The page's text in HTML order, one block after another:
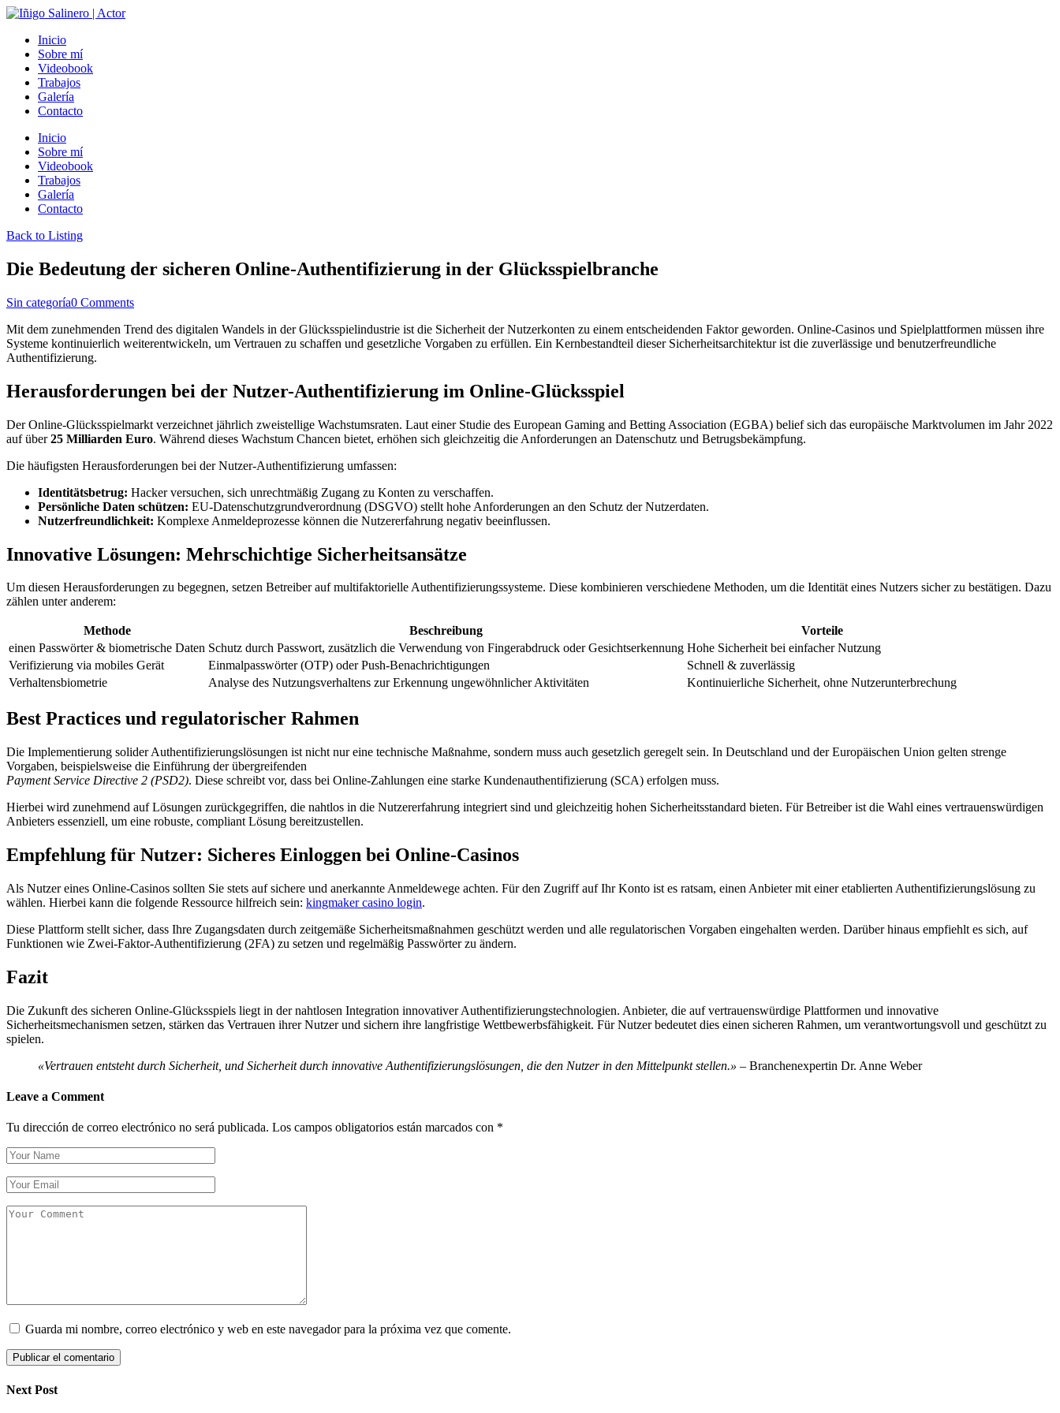
Inicio
Sobre mí
Videobook
Trabajos
Galería
Contacto
Inicio
Sobre mí
Videobook
Trabajos
Galería
Contacto
Back to Listing
Die Bedeutung der sicheren Online-Authentifizierung in der Glücksspielbranche
Sin categoría0 Comments
Mit dem zunehmenden Trend des digitalen Wandels in der Glücksspielindustrie ist die Sicherheit der Nutzerkonten zu einem entscheidenden Faktor geworden. Online-Casinos und Spielplattformen müssen ihre
Systeme kontinuierlich weiterentwickeln, um Vertrauen zu schaffen und gesetzliche Vorgaben zu erfüllen. Ein Kernbestandteil dieser Sicherheitsarchitektur ist die zuverlässige und benutzerfreundliche
Authentifizierung.
Herausforderungen bei der Nutzer-Authentifizierung im Online-Glücksspiel
Der Online-Glücksspielmarkt verzeichnet jährlich zweistellige Wachstumsraten. Laut einer Studie des European Gaming and Betting Association (EGBA) belief sich das europäische Marktvolumen im Jahr 2022
auf über25 Milliarden Euro. Während dieses Wachstum Chancen bietet, erhöhen sich gleichzeitig die Anforderungen an Datenschutz und Betrugsbekämpfung.
Die häufigsten Herausforderungen bei der Nutzer-Authentifizierung umfassen:
Identitätsbetrug: Hacker versuchen, sich unrechtmäßig Zugang zu Konten zu verschaffen.
Persönliche Daten schützen: EU-Datenschutzgrundverordnung (DSGVO) stellt hohe Anforderungen an den Schutz der Nutzerdaten.
Nutzerfreundlichkeit: Komplexe Anmeldeprozesse können die Nutzererfahrung negativ beeinflussen.
Innovative Lösungen: Mehrschichtige Sicherheitsansätze
Um diesen Herausforderungen zu begegnen, setzen Betreiber auf multifaktorielle Authentifizierungssysteme. Diese kombinieren verschiedene Methoden, um die Identität eines Nutzers sicher zu bestätigen. Dazu
zählen unter anderem:
Methode Beschreibung
Vorteile
einen Passwörter & biometrische Daten Schutz durch Passwort, zusätzlich die Verwendung von Fingerabdruck oder Gesichtserkennung Hohe Sicherheit bei einfacher Nutzung
Verifizierung via mobiles Gerät
Einmalpasswörter (OTP) oder Push-Benachrichtigungen
Schnell & zuverlässig
Verhaltensbiometrie
Analyse des Nutzungsverhaltens zur Erkennung ungewöhnlicher Aktivitäten Kontinuierliche Sicherheit, ohne Nutzerunterbrechung
Best Practices und regulatorischer Rahmen
Die Implementierung solider Authentifizierungslösungen ist nicht nur eine technische Maßnahme, sondern muss auch gesetzlich geregelt sein. In Deutschland und der Europäischen Union gelten strenge
Vorgaben, beispielsweise die Einführung der übergreifenden
Payment Service Directive 2 (PSD2). Diese schreibt vor, dass bei Online-Zahlungen eine starke Kundenauthentifizierung (SCA) erfolgen muss.
Hierbei wird zunehmend auf Lösungen zurückgegriffen, die nahtlos in die Nutzererfahrung integriert sind und gleichzeitig hohen Sicherheitsstandard bieten. Für Betreiber ist die Wahl eines vertrauenswürdigen
Anbieters essenziell, um eine robuste, compliant Lösung bereitzustellen.
Empfehlung für Nutzer: Sicheres Einloggen bei Online-Casinos
Als Nutzer eines Online-Casinos sollten Sie stets auf sichere und anerkannte Anmeldewege achten. Für den Zugriff auf Ihr Konto ist es ratsam, einen Anbieter mit einer etablierten Authentifizierungslösung zu
wählen. Hierbei kann die folgende Ressource hilfreich sein: kingmaker casino login.
Diese Plattform stellt sicher, dass Ihre Zugangsdaten durch zeitgemäße Sicherheitsmaßnahmen geschützt werden und alle regulatorischen Vorgaben eingehalten werden. Darüber hinaus empfiehlt es sich, auf
Funktionen wie Zwei-Faktor-Authentifizierung (2FA) zu setzen und regelmäßig Passwörter zu ändern.
Fazit
Die Zukunft des sicheren Online-Glücksspiels liegt in der nahtlosen Integration innovativer Authentifizierungstechnologien. Anbieter, die auf vertrauenswürdige Plattformen und innovative
Sicherheitsmechanismen setzen, stärken das Vertrauen ihrer Nutzer und sichern ihre langfristige Wettbewerbsfähigkeit. Für Nutzer bedeutet dies einen sicheren Rahmen, um verantwortungsvoll und geschützt zu
spielen.
«Vertrauen entsteht durch Sicherheit, und Sicherheit durch innovative Authentifizierungslösungen, die den Nutzer in den Mittelpunkt stellen.» – Branchenexpertin Dr. Anne Weber
Leave a Comment
Tu dirección de correo electrónico no será publicada. Los campos obligatorios están marcados con *
Guarda mi nombre, correo electrónico y web en este navegador para la próxima vez que comente.
Next Post